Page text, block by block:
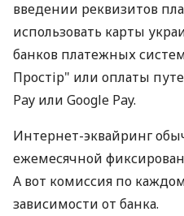
введении реквизитов
использовать карты
банков платежных
Простір" или оплаты
Pay или Google Pay.
Интернет-эквайринг
ежемесячной
А вот комиссия по
зависимости от банка.